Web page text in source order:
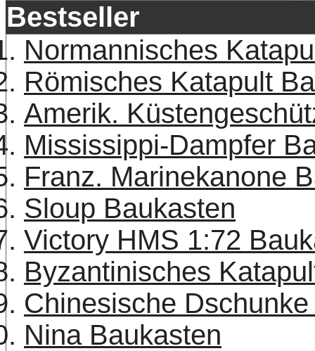
Bestseller
Normannisches
Römisches Katapult
Amerik.
Mississippi-Dampfer
Franz. Marinekanone
Sloup Baukasten
Victory HMS 1:72
Byzantinisches
Chinesische
Nina Baukasten